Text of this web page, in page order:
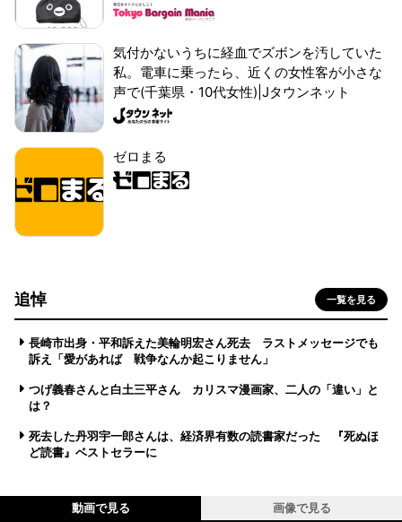
気付かないうちに経血でズボンを汚していた
私。電車に乗ったら、近くの女性客が小さな
声で(千葉県・10代女性)|Jタウンネット
ゼロまる
追悼 一覧を見る
長崎市出身・平和訴えた美輪明宏さん死去 ラストメッセージでも
訴え「愛があれば 戦争なんか起こりません」
つげ義春さんと白土三平さん カリスマ漫画家、二人の「違い」と
は？
死去した丹羽宇一郎さんは、経済界有数の読書家だった 『死ぬほ
ど読書』ベストセラーに
動画で見る 画像で見る